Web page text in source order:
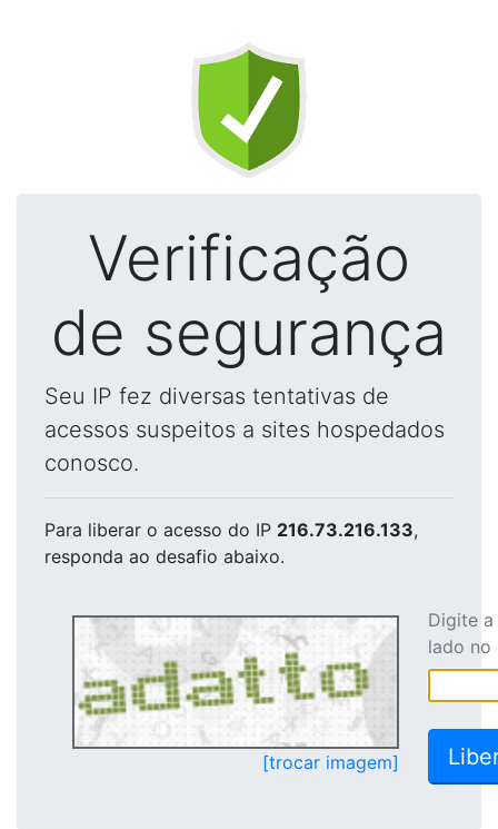
Verificação
de segurança
Seu IP fez diversas tentativas de
acessos suspeitos a sites hospedados
conosco.
Para liberar o acesso do IP 216.73.216.133,
responda ao desafio abaixo.
[trocar imagem]
Digite
lado no